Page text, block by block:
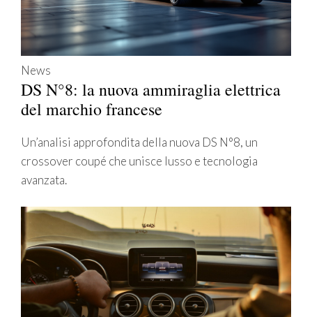
News
DS N°8: la nuova ammiraglia elettrica
del marchio francese
Un’analisi approfondita della nuova DS N°8, un
crossover coupé che unisce lusso e tecnologia
avanzata.